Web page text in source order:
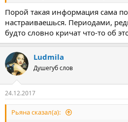
Порой такая информация сама
настраиваешься. Периодами,
будто словно кричат что-то об
Ludmila
Душегуб слов
24.12.2017
Рьяна сказал(а):